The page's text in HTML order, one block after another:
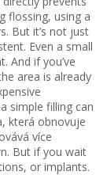
flossing, using a
But it’s not just
Even a small
And if you’ve
area is already
simple filling can
která obnovuje
více
But if you wait
or implants.